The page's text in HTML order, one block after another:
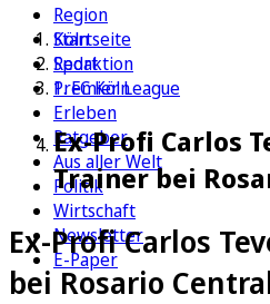
Region
Köln
Sport
1. FC Köln
Erleben
Ratgeber
Aus aller Welt
Politik
Wirtschaft
Newsletter
E-Paper
Startseite
Redaktion
Premier League
Ex-Profi Carlos
Trainer bei
Ex-Profi Carlos
bei Rosario